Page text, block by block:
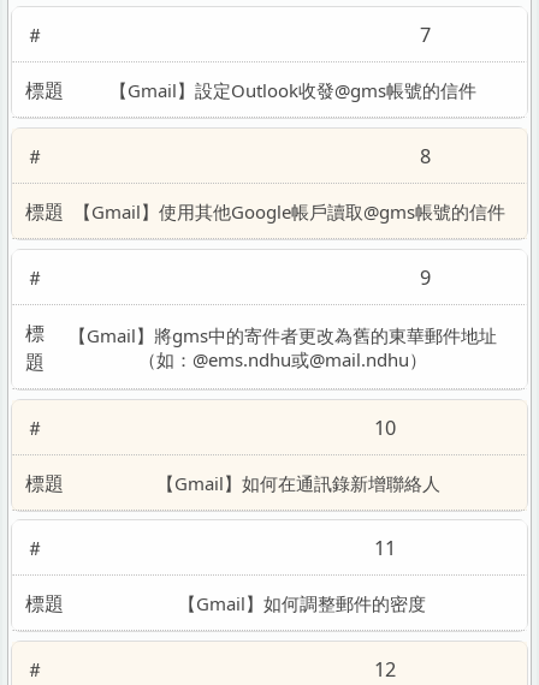
7
【Gmail】設定Outlook收發@gms帳號的信件
8
【Gmail】使用其他Google帳戶讀取@gms帳號的信件
9
【Gmail】將gms中的寄件者更改為舊的東華郵件地址
（如：@ems.ndhu或@mail.ndhu）
10
【Gmail】如何在通訊錄新增聯絡人
11
【Gmail】如何調整郵件的密度
12